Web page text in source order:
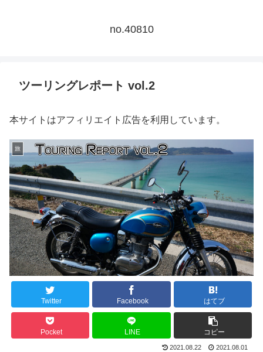
no.40810
ツーリングレポート vol.2
本サイトはアフィリエイト広告を利用しています。
旅
Twitter Facebook はてブ
Pocket LINE コピー
2021.08.22 2021.08.01